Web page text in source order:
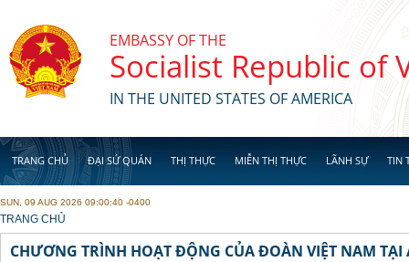
EMBASSY OF THE
Socialist Republic of
IN THE UNITED STATES OF AMERICA
TRANG CHỦ ĐẠI SỨ QUÁN THỊ THỰC MIỄN THỊ THỰC LÃNH SỰ TIN
SUN, 09 AUG 2026 09:00:40 -0400
YOU ARE HERE
TRANG CHỦ
CHƯƠNG TRÌNH HOẠT ĐỘNG CỦA ĐOÀN VIỆT NAM TẠI